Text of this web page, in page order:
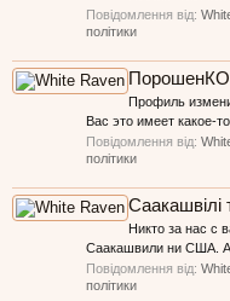
Повідомлення від:
політики
Профиль
Вас это имеет какое-
Повідомлення від:
політики
Саакашвілі
Никто за нас с
Саакашвили ни США. А
Повідомлення від:
політики